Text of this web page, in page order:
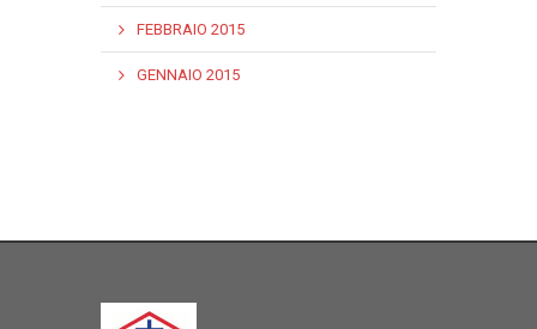
FEBBRAIO 2015
GENNAIO 2015